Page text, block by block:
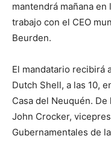
mantendrá mañana
trabajo con el CEO
Beurden.
El mandatario recibirá
Dutch Shell, a las 10,
Casa del Neuquén.
John Crocker,
Gubernamentales de